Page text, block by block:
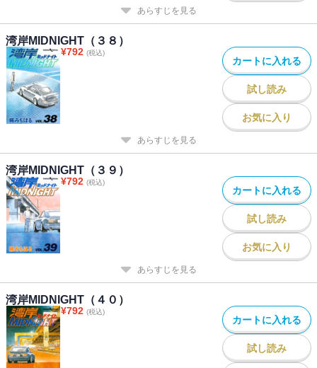
あらすじを見る
湾岸MIDNIGHT（３８）
¥792 (税込)
カートに入れる
試し読み
お気に入り
あらすじを見る
湾岸MIDNIGHT（３９）
¥792 (税込)
カートに入れる
試し読み
お気に入り
あらすじを見る
湾岸MIDNIGHT（４０）
¥792 (税込)
カートに入れる
試し読み